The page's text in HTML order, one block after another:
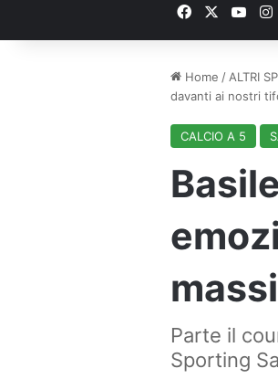
FacebookYou
Home / ALTRI
davanti ai nostri
CALCIO A 5
Parte il
Sporting